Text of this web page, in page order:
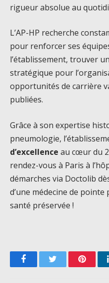
rigueur absolue au
L’AP-HP recherche
pour renforcer ses
l’établissement, trouver un
stratégique pour
opportunités de carrière
publiées.
Grâce à son expertise
pneumologie,
d’excellence au cœur du
rendez-vous à Paris à
démarches via Doctolib
d’une médecine de
santé préservée !
FacebookTwitter